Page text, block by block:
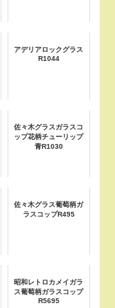
アデリアロックグラス
R1044
佐々木グラスガラスコ
ップ花柄チューリップ
青R1030
佐々木グラス葡萄柄ガ
ラスコップR495
昭和レトロカメイガラ
ス葡萄柄ガラスコップ
R5695